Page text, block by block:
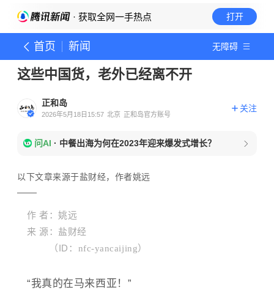
· 获取全网一手热点 打开
首页 新闻 无障碍
这些中国货，老外已经离不开
正和岛
2026年5月18日15:57 北京 正和岛官方账号
关注
问AI · 中餐出海为何在2023年迎来爆发式增长？
以下文章来源于盐财经，作者姚远
作 者：姚远
来 源：盐财经
（ID ： nfc-yancaijing）
“我真的在马来西亚！”